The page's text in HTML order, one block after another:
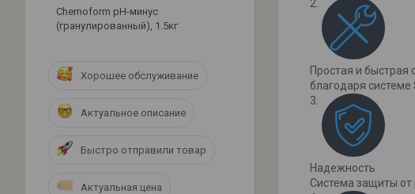
Простая и быстрая
благодаря системе
Надежность
Cистема защиты
Сhemoform рН-минус
(гранулированный), 1.5кг
Хорошее обслуживание
Актуальное описание
Быстро отправили товар
Актуальная цена